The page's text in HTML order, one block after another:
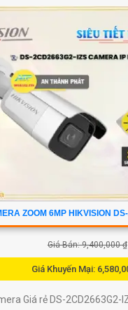
ZOOM 6MP HIKVISION
Giá Bán: 9,400,000 ₫
Giá Khuyến Mại:
Giá rẻ DS-2CD2663G2-